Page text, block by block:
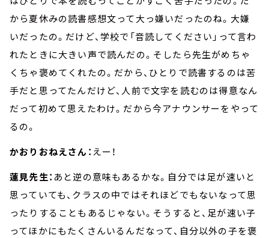
から夏休みの読書感想文って大っ嫌いだったのね。大嫌
いだったの。だけど、学校で「音読してください」って言わ
れたときに大きい声で読んだの。そしたら先生がめちゃ
くちゃ褒めてくれたの。だから、ひとりで読書するのは苦
手だと思ってたんだけど、人前で文字を読むのは得意なん
だって初めて思えたわけ。だから今アナウンサーをやって
るの。
かおりおねえさん： えー！
蓮見先生： あと逆の意味もあるかな。自分では足が速いと
思っていても、クラスの中ではそれほどでもないなって思
ったりすることもあるじゃない。そうすると、足が速い子
ってほかにもたくさんいるんだなって、自分以外の子を褒